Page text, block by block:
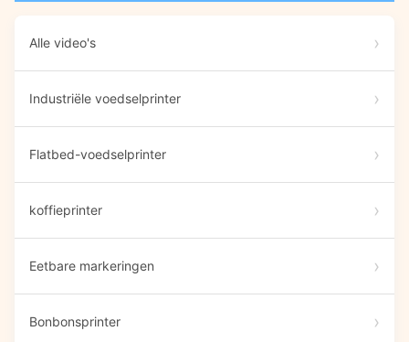
Alle video's
Industriële voedselprinter
Flatbed-voedselprinter
koffieprinter
Eetbare markeringen
Bonbonsprinter